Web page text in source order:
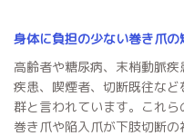
身体に負担の少ない巻き爪
高齢者や糖尿病、末梢動脈
疾患、喫煙者、切断既往な
群と言われています。これら
巻き爪や陥入爪が下肢切断